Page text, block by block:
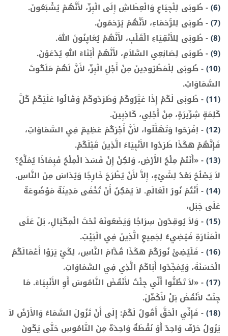
(6)
-طُوبَى لِلْجِيَاعِ وَالْعِطَاشِ إِلَى الْبِرِّ، لأَنَّهُمْ يُشْبَعُونَ.
(7)
-طُوبَى لِلرُّحَمَاءِ، لأَنَّهُمْ يُرْحَمُونَ.
(8)
-طُوبَى لِلأَنْقِيَاءِ الْقَلْبِ، لأَنَّهُمْ يُعَايِنُونَ اللهَ.
(9)
-طُوبَى لِصَانِعِي السَّلاَمِ، لأَنَّهُمْ أَبْنَاءَ اللهِ يُدْعَوْنَ.
(10)
-طُوبَى لِلْمَطْرُودِينَ مِنْ أَجْلِ الْبِرِّ، لأَنَّ لَهُمْ مَلَكُوتَ
السَّمَاوَاتِ.
(11)
-طُوبَى لَكُمْ إِذَا عَيَّرُوكُمْ وَطَرَدُوكُمْ وَقَالُوا عَلَيْكُمْ كُلَّ
كَلِمَةٍ شِرِّيرَةٍ، مِنْ أَجْلِي، كَاذِبِينَ.
(12)
- اِفْرَحُوا وَتَهَلَّلُوا، لأَنَّ أَجْرَكُمْ عَظِيمٌ فِي السَّمَاوَاتِ،
فَإِنَّهُمْ هكَذَا طَرَدُوا الأَنْبِيَاءَ الَّذِينَ قَبْلَكُمْ.
(13)
-«أَنْتُمْ مِلْحُ الأَرْضِ، وَلكِنْ إِنْ فَسَدَ الْمِلْحُ فَبِمَاذَا يُمَلَّحُ؟
لاَ يَصْلُحُ بَعْدُ لِشَيْءٍ، إِلاَّ لأَنْ يُطْرَحَ خَارِجًا وَيُدَاسَ مِنَ النَّاسِ.
(14)
- أَنْتُمْ نُورُ الْعَالَمِ. لاَ يُمْكِنُ أَنْ تُخْفَى مَدِينَةٌ مَوْضُوعَةٌ
عَلَى جَبَل،
(15)
- وَلاَ يُوقِدُونَ سِرَاجًا وَيَضَعُونَهُ تَحْتَ الْمِكْيَالِ، بَلْ عَلَى
الْمَنَارَةِ فَيُضِيءُ لِجَمِيعِ الَّذِينَ فِي الْبَيْتِ.
(16)
- فَلْيُضِئْ نُورُكُمْ هكَذَا قُدَّامَ النَّاسِ، لِكَيْ يَرَوْا أَعْمَالَكُمُ
الْحَسَنَةَ، وَيُمَجِّدُوا أَبَاكُمُ الَّذِي فِي السَّمَاوَاتِ.
(17)
-«لاَ تَظُنُّوا أَنِّي جِئْتُ لأَنْقُضَ النَّامُوسَ أَوِ الأَنْبِيَاءَ. مَا
جِئْتُ لأَنْقُضَ بَلْ لأُكَمِّلَ.
(18)
- فَإِنِّي الْحَقَّ أَقُولُ لَكُمْ: إِلَى أَنْ تَزُولَ السَّمَاءُ وَالأَرْضُ لاَ
يَزُولُ حَرْفٌ وَاحِدٌ أَوْ نُقْطَةٌ وَاحِدَةٌ مِنَ النَّامُوسِ حَتَّى يَكُونَ